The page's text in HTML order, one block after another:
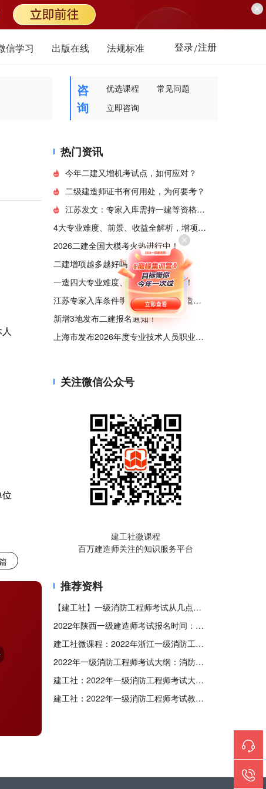
信学习 出版在线 法规标准 登录/注册
咨
询
优选课程
常见问题
立即咨询
位
热门资讯
今年二建又增机考试点，如何应对？
二级建造师证书有何用处，为何要考？
江苏发文：专家入库需持一建等资格证书！
4大专业难度、前景、收益全解析，增项这样组合最值钱！
2026二建全国大模考火热进行中！
二建增项越多越好吗？一次说清楚！
一造四大专业难度、需求、收益解析！
江苏专家入库条件明确！需持一级建造师等证书！
新增3地发布二建报名通知！
上海市发布2026年度专业技术人员职业资格考试工作计划
关注微信公众号
建工社微课程
百万建造师关注的知识服务平台
推荐资料
【建工社】一级消防工程师考试从几点考到几点?
2022年陕西一级建造师考试报名时间：9月19日-26日
建工社微课程：2022年浙江一级消防工程师考试考生防疫须知
2022年一级消防工程师考试大纲：消防安全技术综合能力
建工社：2022年一级消防工程师考试大纲：消防安全案例分析
建工社：2022年一级消防工程师考试教材《消防安全案例分析》